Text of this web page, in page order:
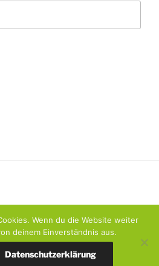
Stolz präsentiert von WordPress
Wenn du die Website weiter
deinem Einverständnis aus.
Datenschutzerklärung